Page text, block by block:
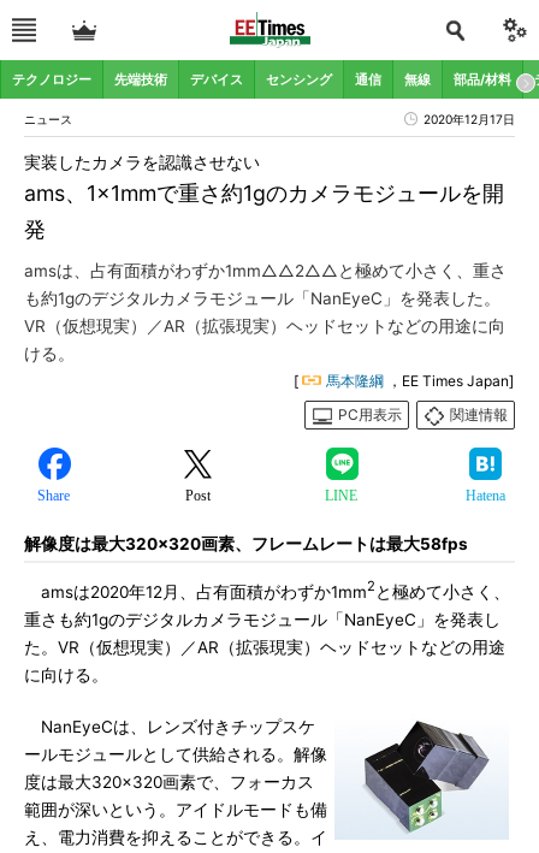
テクノロジー 先端技術 デバイス センシング 通信 無線 部品/材料
ニュース 2020年12月17日
ams、1×1mmで重さ約1gのカメラモジュールを開
発
実装したカメラを認識させない
amsは、占有面積がわずか1mm△△2△△と極めて小さく、重さ
も約1gのデジタルカメラモジュール「NanEyeC」を発表した。
VR（仮想現実）／AR（拡張現実）ヘッドセットなどの用途に向
ける。
[ 馬本隆綱 ，EE Times Japan]
PC用表示
関連情報
Share Post LINE Hatena
解像度は最大320×320画素、フレームレートは最大58fps
amsは2020年12月、占有面積がわずか1mm2 と極めて小さく、
重さも約1gのデジタルカメラモジュール「NanEyeC」を発表し
た。VR（仮想現実）／AR（拡張現実）ヘッドセットなどの用途
に向ける。
NanEyeCは、レンズ付きチップスケ
ールモジュールとして供給される。解像
度は最大320×320画素で、フォーカス
範囲が深いという。アイドルモードも備
え、電力消費を抑えることができる。イ